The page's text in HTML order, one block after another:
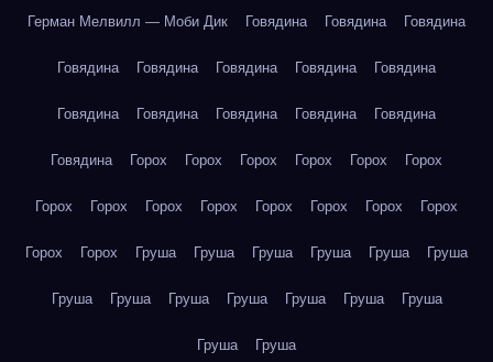
Герман Мелвилл — Моби Дик Говядина Говядина Говядина
Говядина Говядина Говядина Говядина Говядина
Говядина Говядина Говядина Говядина Говядина
Говядина Горох Горох Горох Горох Горох Горох
Горох Горох Горох Горох Горох Горох Горох Горох
Горох Горох Груша Груша Груша Груша Груша Груша
Груша Груша Груша Груша Груша Груша Груша
Груша Груша